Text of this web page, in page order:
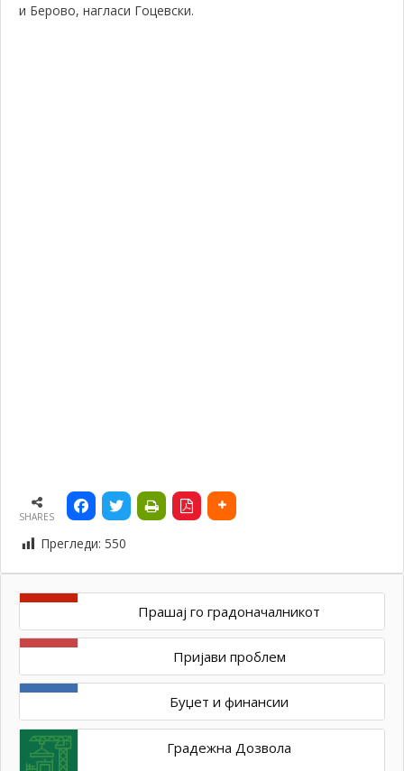
и Берово, нагласи Гоцевски.
SHARES
Прегледи: 550
Прашај го градоначалникот
Пријави проблем
Буџет и финансии
Градежна Дозвола